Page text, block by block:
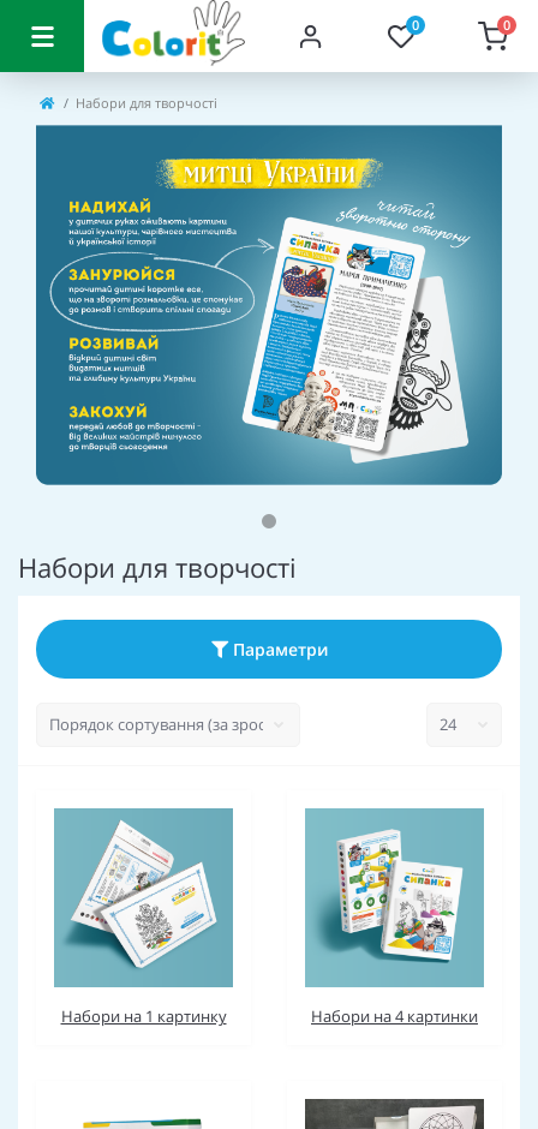
0 0
Набори для творчості
Набори для творчості
Параметри
Набори на 1 картинку Набори на 4 картинки